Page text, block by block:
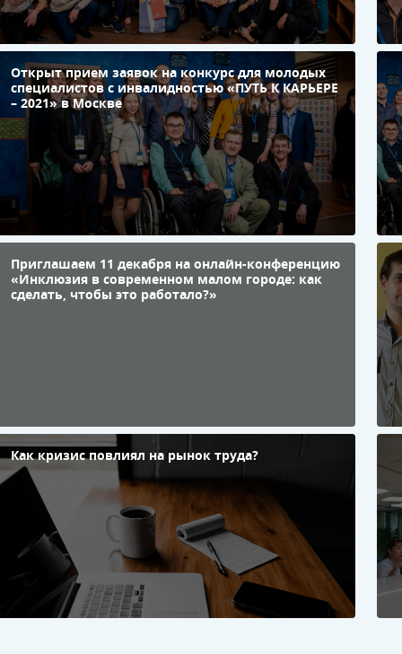
Открыт прием заявок на конкурс для молодых
специалистов с инвалидностью «ПУТЬ К КАРЬЕРЕ
– 2021» в Москве
Приглашаем 11 декабря на онлайн-конференцию
«Инклюзия в современном малом городе: как
сделать, чтобы это работало?»
Как кризис повлиял на рынок труда?